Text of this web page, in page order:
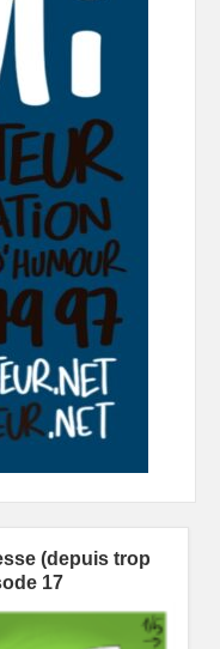
(depuis trop
17